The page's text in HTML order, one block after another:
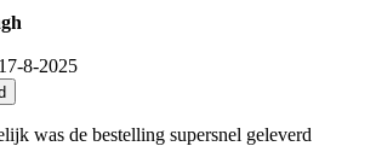
17-8-2025
was de bestelling supersnel geleverd